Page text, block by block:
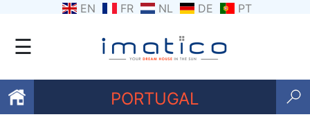
EN FR NL DE PT
☰
PORTUGAL